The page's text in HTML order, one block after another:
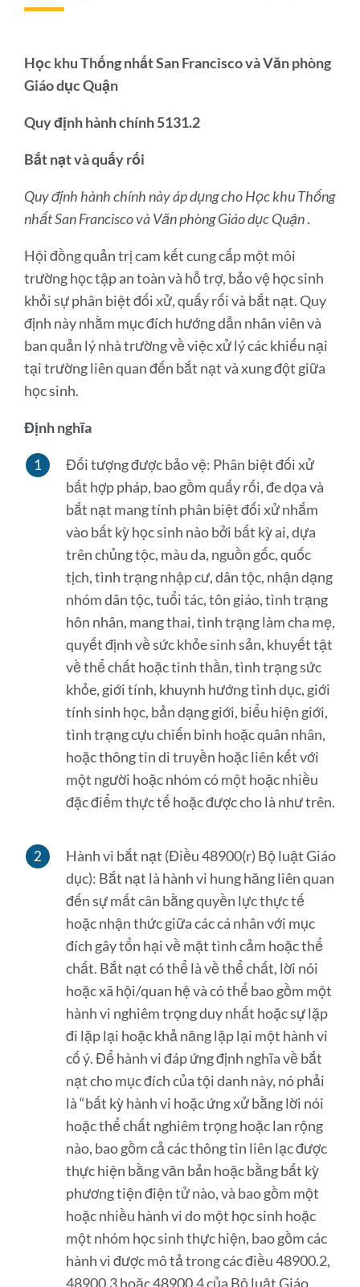
này
Học khu Thống nhất San Francisco và Văn phòng
Giáo dục Quận
Quy định hành chính 5131.2
Bắt nạt và quấy rối
Quy định hành chính này áp dụng cho Học khu Thống
nhất San Francisco và Văn phòng Giáo dục Quận.
Hội đồng quản trị cam kết cung cấp một môi
trường học tập an toàn và hỗ trợ, bảo vệ học sinh
khỏi sự phân biệt đối xử, quấy rối và bắt nạt. Quy
định này nhằm mục đích hướng dẫn nhân viên và
ban quản lý nhà trường về việc xử lý các khiếu nại
tại trường liên quan đến bắt nạt và xung đột giữa
học sinh.
Định nghĩa
Đối tượng được bảo vệ: Phân biệt đối xử
bất hợp pháp, bao gồm quấy rối, đe dọa và
bắt nạt mang tính phân biệt đối xử nhắm
vào bất kỳ học sinh nào bởi bất kỳ ai, dựa
trên chủng tộc, màu da, nguồn gốc, quốc
tịch, tình trạng nhập cư, dân tộc, nhận dạng
nhóm dân tộc, tuổi tác, tôn giáo, tình trạng
hôn nhân, mang thai, tình trạng làm cha mẹ,
quyết định về sức khỏe sinh sản, khuyết tật
về thể chất hoặc tinh thần, tình trạng sức
khỏe, giới tính, khuynh hướng tình dục, giới
tính sinh học, bản dạng giới, biểu hiện giới,
tình trạng cựu chiến binh hoặc quân nhân,
hoặc thông tin di truyền hoặc liên kết với
một người hoặc nhóm có một hoặc nhiều
đặc điểm thực tế hoặc được cho là như trên.
Hành vi bắt nạt (Điều 48900(r) Bộ luật Giáo
dục): Bắt nạt là hành vi hung hăng liên quan
đến sự mất cân bằng quyền lực thực tế
hoặc nhận thức giữa các cá nhân với mục
đích gây tổn hại về mặt tình cảm hoặc thể
chất. Bắt nạt có thể là về thể chất, lời nói
hoặc xã hội/quan hệ và có thể bao gồm một
hành vi nghiêm trọng duy nhất hoặc sự lặp
đi lặp lại hoặc khả năng lặp lại một hành vi
cố ý. Để hành vi đáp ứng định nghĩa về bắt
nạt cho mục đích của tội danh này, nó phải
là “bất kỳ hành vi hoặc ứng xử bằng lời nói
hoặc thể chất nghiêm trọng hoặc lan rộng
nào, bao gồm cả các thông tin liên lạc được
thực hiện bằng văn bản hoặc bằng bất kỳ
phương tiện điện tử nào, và bao gồm một
hoặc nhiều hành vi do một học sinh hoặc
một nhóm học sinh thực hiện, bao gồm các
hành vi được mô tả trong các điều 48900.2,
48900.3 hoặc 48900.4 của Bộ luật Giáo